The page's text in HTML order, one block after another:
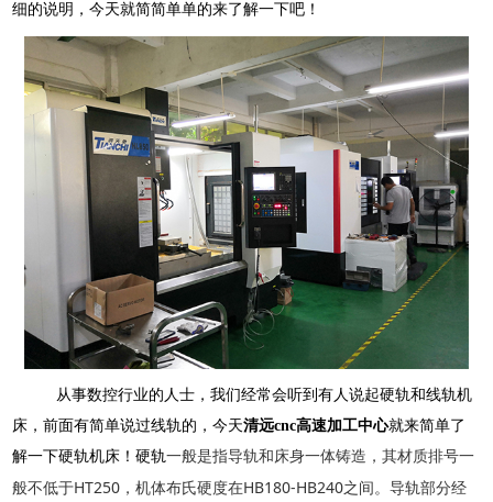
细的说明，今天就简简单单的来了解一下吧！
从事数控行业的人士，我们经常会听到有人说起硬轨和线轨机
床，前面有简单说过线轨的，今天清远cnc高速加工中心就来简单了
解一下硬轨机床！硬轨一般是指导轨和床身一体铸造，其材质排号一
般不低于HT250 ，机体布氏硬度在HB180-HB240之间。导轨部分经